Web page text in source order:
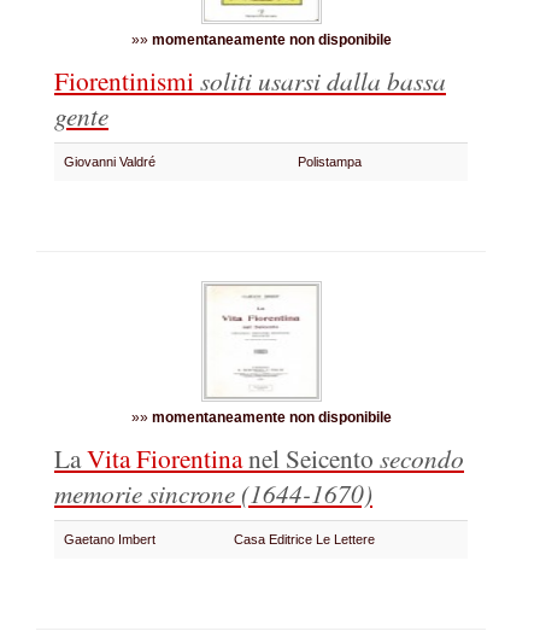
»» momentaneamente non disponibile
Fiorentinismisoliti usarsi dalla bassa
gente
Giovanni Valdré Polistampa
»» momentaneamente non disponibile
LaVita Fiorentinanel Seicento secondo
memorie sincrone (1644-1670)
Gaetano Imbert Casa Editrice Le Lettere